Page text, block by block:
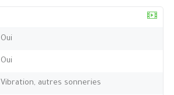
Oui
Oui
Vibration, autres sonneries